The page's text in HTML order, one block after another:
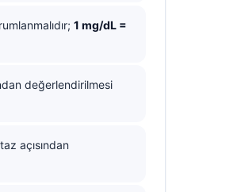
1 mg/dL =
değerlendirilmesi
açısından